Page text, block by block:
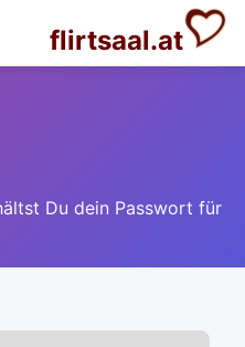
flirtsaal.at
Du dein Passwort für